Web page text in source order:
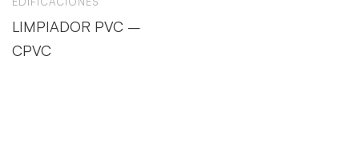
LIMPIADOR PVC –
CPVC